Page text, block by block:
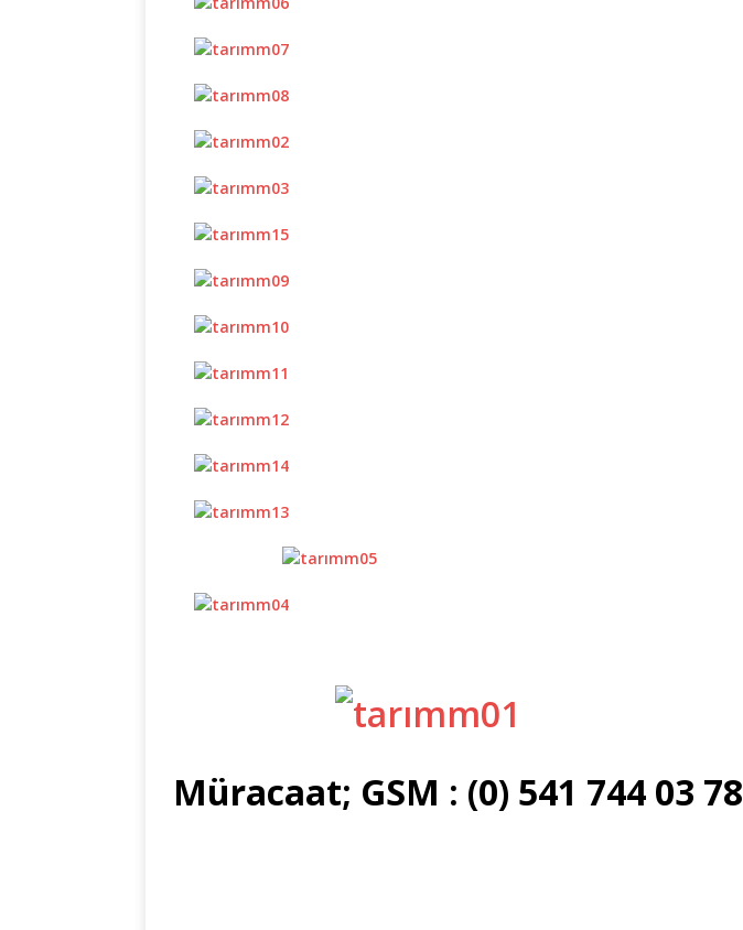
Müracaat; GSM : (0) 541 744 03 78